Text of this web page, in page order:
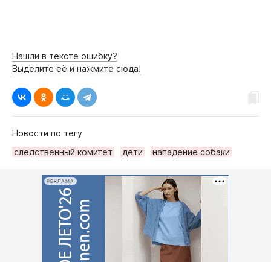
Нашли в тексте ошибку?
Выделите её и нажмите сюда!
Новости по тегу
следственный комитет
дети нападение собаки
РЕКЛАМА